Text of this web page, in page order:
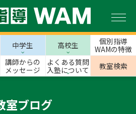
中学生 高校生
個別指導
WAMの特徴
講師からの
メッセージ
よくある質問
入塾について
教室検索
室ブログ